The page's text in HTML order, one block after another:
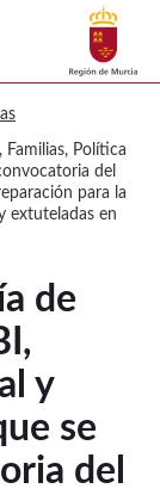
Buscar
Familias, Política
del
para la
extuteladas en
de
y
se
del